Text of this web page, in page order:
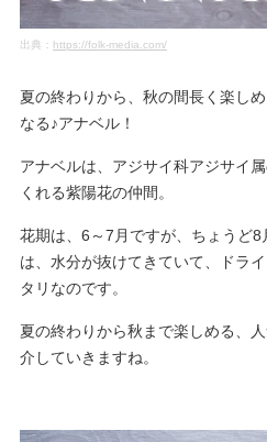
出典： https://folk-media.com/
夏の終わりから、秋の間長く楽し
なる♪アナベル！
アナベルは、アジサイ科アジサイ
くれる紫陽花の仲間。
花期は、6～7月ですが、ちょうど
は、水分が抜けてきていて、ドラ
タリなのです。
夏の終わりから秋まで楽しめる、
介していきますね。